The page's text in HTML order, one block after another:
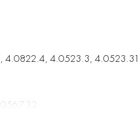
4.0822.4, 4.0523.3,